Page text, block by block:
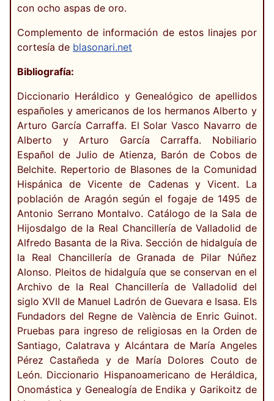
con ocho aspas de oro.
Complemento de información de estos linajes por
cortesía de blasonari.net
Bibliografía:
Diccionario Heráldico y Genealógico de apellidos
españoles y americanos de los hermanos Alberto y
Arturo García Carraffa. El Solar Vasco Navarro de
Alberto y Arturo García Carraffa. Nobiliario
Español de Julio de Atienza, Barón de Cobos de
Belchite. Repertorio de Blasones de la Comunidad
Hispánica de Vicente de Cadenas y Vicent. La
población de Aragón según el fogaje de 1495 de
Antonio Serrano Montalvo. Catálogo de la Sala de
Hijosdalgo de la Real Chancillería de Valladolid de
Alfredo Basanta de la Riva. Sección de hidalguía de
la Real Chancillería de Granada de Pilar Núñez
Alonso. Pleitos de hidalguía que se conservan en el
Archivo de la Real Chancillería de Valladolid del
siglo XVII de Manuel Ladrón de Guevara e Isasa. Els
Fundadors del Regne de València de Enric Guinot.
Pruebas para ingreso de religiosas en la Orden de
Santiago, Calatrava y Alcántara de María Angeles
Pérez Castañeda y de María Dolores Couto de
León. Diccionario Hispanoamericano de Heráldica,
Onomástica y Genealogía de Endika y Garikoitz de